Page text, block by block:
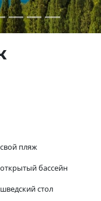
свой пляж
открытый бассейн
шведский стол